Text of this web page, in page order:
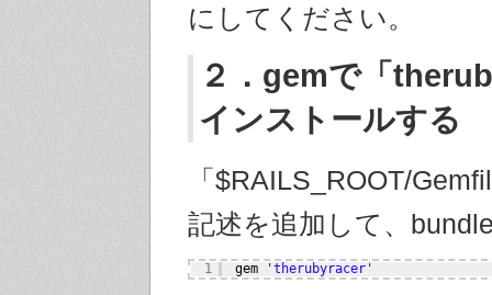
にしてください。
２．gemで「
インストールする
「$RAILS_ROOT/
記述を追加して、
1 gem 'therubyracer'